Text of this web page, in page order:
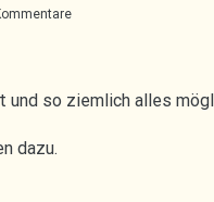
zu
und so ziemlich alles
dazu.